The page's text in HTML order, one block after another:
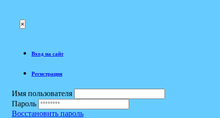
×
Вход на сайт
Регистрация
Имя пользователя
Пароль
Восстановить пароль